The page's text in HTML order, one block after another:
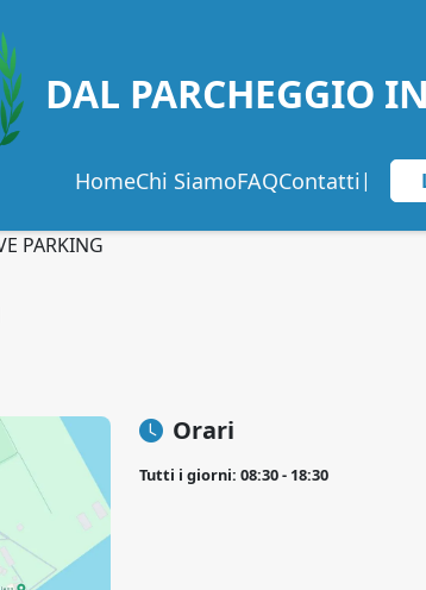
DAL PARCHEGGIO
HomeChi SiamoFAQContatti|
PARKING
Orari
Tutti i giorni: 08:30 - 18:30